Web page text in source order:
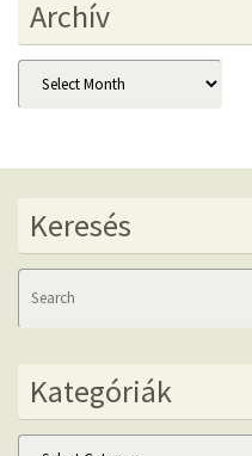
Archív
Archív
Keresés
Kategóriák
Kategóriák